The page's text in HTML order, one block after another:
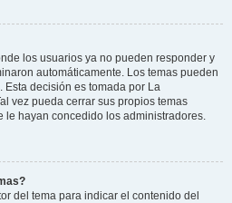
los usuarios ya no pueden responder y
automáticamente. Los temas pueden
Esta decisión es tomada por La
vez pueda cerrar sus propios temas
le hayan concedido los administradores.
del tema para indicar el contenido del